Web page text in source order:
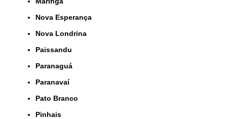
Nova Esperança
Nova Londrina
Paissandu
Paranaguá
Paranavaí
Pato Branco
Pinhais